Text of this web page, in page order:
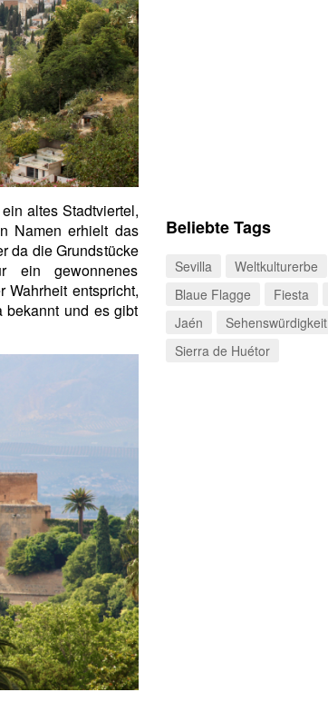
altes Stadtviertel,
Namen erhielt das
da die Grundstücke
ein gewonnenes
Wahrheit entspricht,
bekannt und es gibt
Beliebte Tags
Sevilla Weltkulturerbe
Blaue Flagge
Fiesta
Jaén
Sehenswürdigkeit
Sierra de Huétor